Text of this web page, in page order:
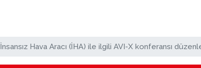
İnsansız Hava Aracı (İHA) ile ilgili AVI-X konferansı